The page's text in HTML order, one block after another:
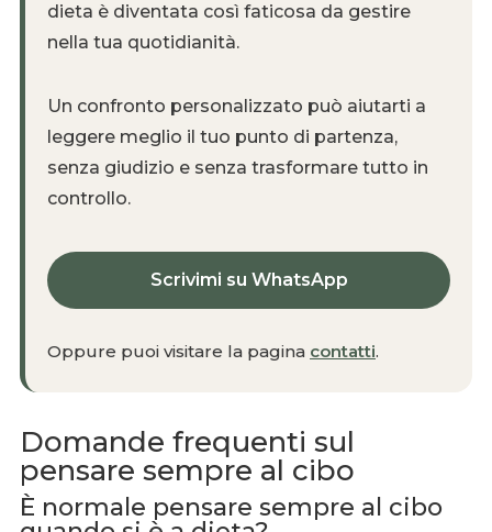
dieta è diventata così faticosa da gestire
nella tua quotidianità.
Un confronto personalizzato può aiutarti a
leggere meglio il tuo punto di partenza,
senza giudizio e senza trasformare tutto in
controllo.
Scrivimi su WhatsApp
Oppure puoi visitare la pagina contatti.
Domande frequenti sul
pensare sempre al cibo
È normale pensare sempre al cibo